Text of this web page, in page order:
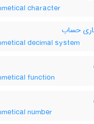
character
حساب
decimal system
function
number